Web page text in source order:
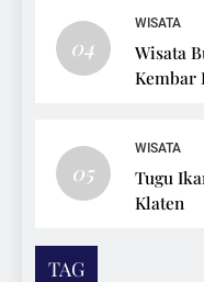
04
WISATA
Wisata
Kembar
05
WISATA
Tugu
Klaten
TAG